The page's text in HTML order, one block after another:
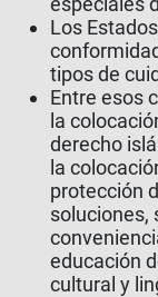
Los
tipos de
Entre esos
la
derecho
la
protección
soluciones,
educación
cultural y